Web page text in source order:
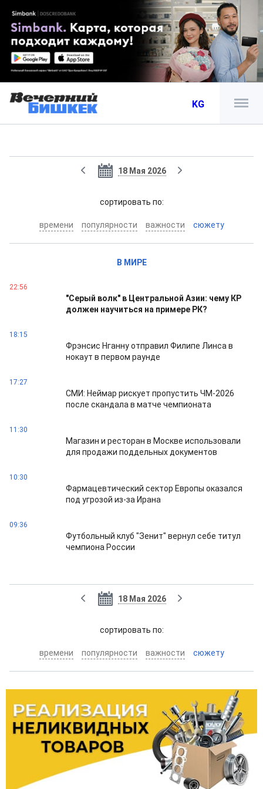
KG
18 Мая 2026
cортировать по:
времени популярности важности сюжету
В МИРЕ
22:56
"Серый волк" в Центральной Азии: чему КР
должен научиться на примере РК?
18:15
Фрэнсис Нганну отправил Филипе Линса в
нокаут в первом раунде
17:27
СМИ: Неймар рискует пропустить ЧМ-2026
после скандала в матче чемпионата
11:30
Магазин и ресторан в Москве использовали
для продажи поддельных документов
10:30
Фармацевтический сектор Европы оказался
под угрозой из-за Ирана
09:36
Футбольный клуб "Зенит" вернул себе титул
чемпиона России
18 Мая 2026
cортировать по:
времени популярности важности сюжету